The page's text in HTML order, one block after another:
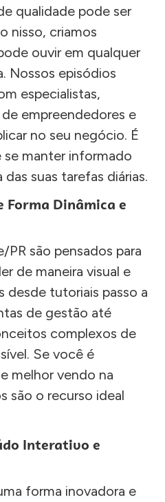
qualidade pode ser
nisso, criamos
ouvir em qualquer
Nossos episódios
especialistas,
empreendedores e
no seu negócio. É
se manter informado
suas tarefas diárias.
Forma Dinâmica e
PR são pensados para
de maneira visual e
desde tutoriais passo a
de gestão até
complexos de
Se você é
melhor vendo na
são o recurso ideal
Interativo e
forma inovadora e